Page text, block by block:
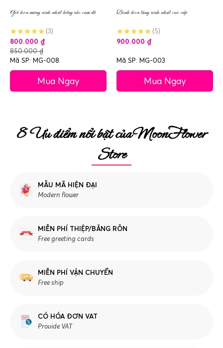
Giỏ hoa mừng sinh nhật hồng sắc cam đỏ
(3)
800.000 ₫
850.000₫
Mã SP: MG-008
Mua Ngay
Bình hoa tặng sinh nhật cao cấp
(5)
900.000 ₫
Mã SP: MG-003
Mua Ngay
8 Ưu điểm nổi bật của MoonFlower
Store
MẪU MÃ HIỆN ĐẠI
Modern flower
MIỄN PHÍ THIỆP/BĂNG RÔN
Free greeting cards
MIỄN PHÍ VẬN CHUYỂN
Free ship
CÓ HÓA ĐƠN VAT
Provide VAT